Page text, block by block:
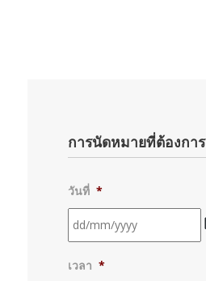
การนัดหมายที่ต้องการ
วันที่ *
slash
เวลา *